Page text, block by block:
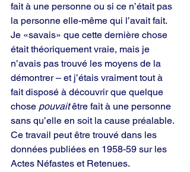
fait à une personne ou si ce n’était pas
la personne elle-même qui l’avait fait.
Je «savais» que cette dernière chose
était théoriquement vraie, mais je
n’avais pas trouvé les moyens de la
démontrer – et j’étais vraiment tout à
fait disposé à découvrir que quelque
chose pouvait être fait à une personne
sans qu’elle en soit la cause préalable.
Ce travail peut être trouvé dans les
données publiées en 1958-59 sur les
Actes Néfastes et Retenues.